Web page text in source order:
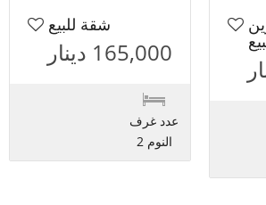
شقة للبيع
165,000 دينار
عدد غرف
النوم 2